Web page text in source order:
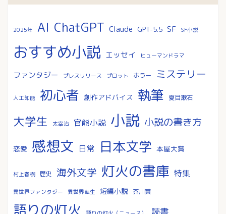
2025年 AI ChatGPT Claude GPT-5.5 SF SF小説
おすすめ小説 エッセイ ヒューマンドラマ
ファンタジー プレスリリース プロット ホラー ミステリー
人工知能 初心者 創作アドバイス 執筆 夏目漱石
大学生 太宰治 官能小説 小説 小説の書き方
恋愛 感想文 日常 日本文学 本屋大賞
村上春樹 歴史 海外文学 灯火の書庫 特集
異世界ファンタジー 異世界転生 短編小説 芥川賞
語りの灯火